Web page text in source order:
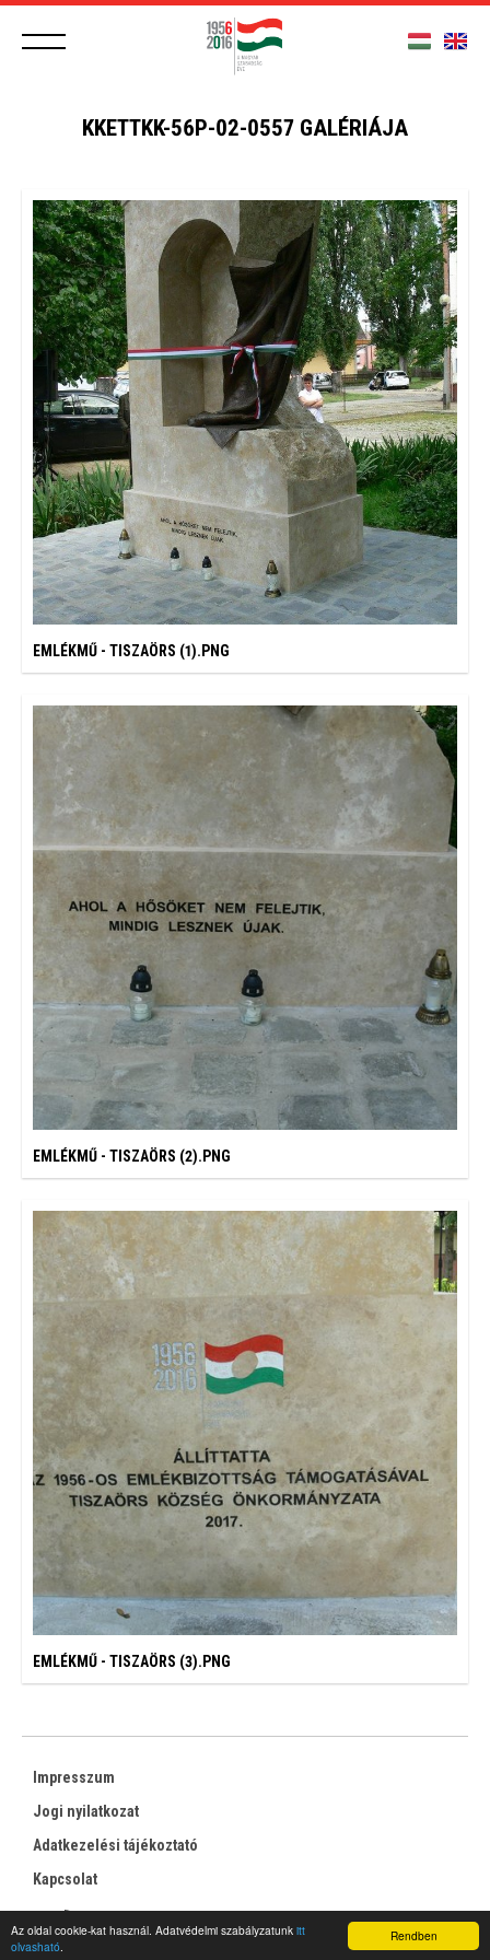
Rendben
Az oldal cookie-kat használ. Adatvédelmi szabályzatunk itt
olvasható.
KKETTKK-56P-02-0557 GALÉRIÁJA
EMLÉKMŰ - TISZAÖRS (1).PNG
EMLÉKMŰ - TISZAÖRS (2).PNG
EMLÉKMŰ - TISZAÖRS (3).PNG
Impresszum
Jogi nyilatkozat
Adatkezelési tájékoztató
Kapcsolat